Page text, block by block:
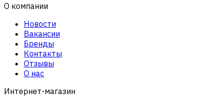
О компании
Новости
Вакансии
Бренды
Контакты
Отзывы
О нас
Интернет-магазин